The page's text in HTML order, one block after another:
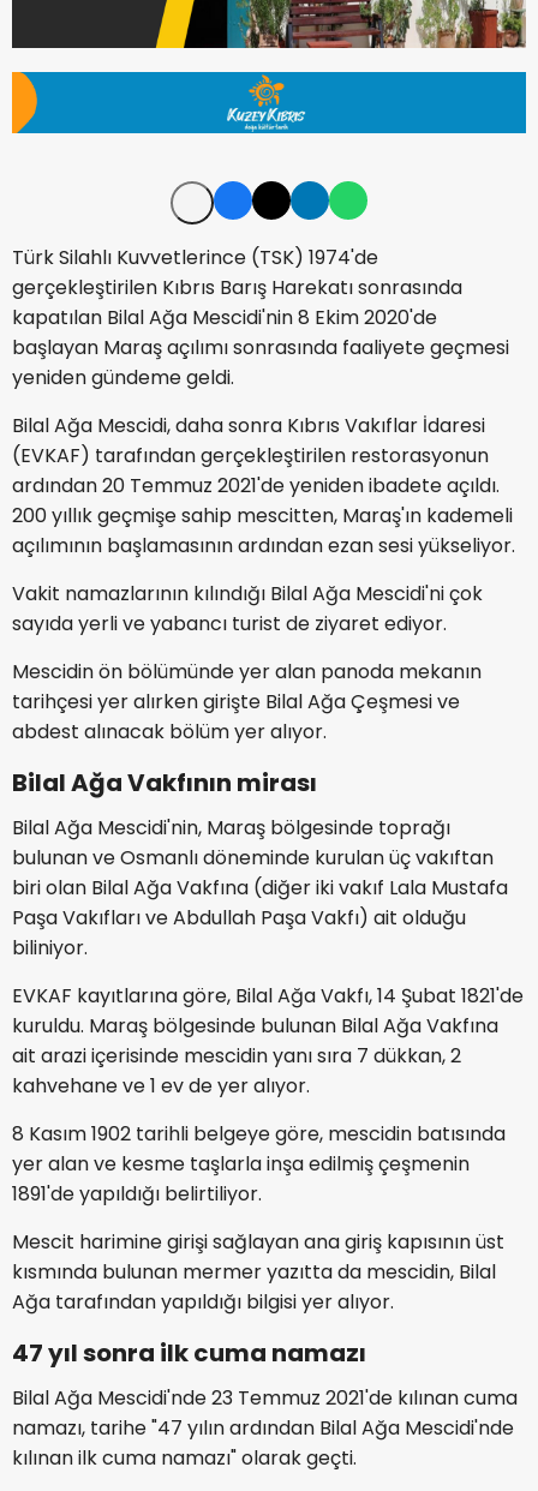
Türk Silahlı Kuvvetlerince (TSK) 1974'de
gerçekleştirilen Kıbrıs Barış Harekatı sonrasında
kapatılan Bilal Ağa Mescidi'nin 8 Ekim 2020'de
başlayan Maraş açılımı sonrasında faaliyete geçmesi
yeniden gündeme geldi.
Bilal Ağa Mescidi, daha sonra Kıbrıs Vakıflar İdaresi
(EVKAF) tarafından gerçekleştirilen restorasyonun
ardından 20 Temmuz 2021'de yeniden ibadete açıldı.
200 yıllık geçmişe sahip mescitten, Maraş'ın kademeli
açılımının başlamasının ardından ezan sesi yükseliyor.
Vakit namazlarının kılındığı Bilal Ağa Mescidi'ni çok
sayıda yerli ve yabancı turist de ziyaret ediyor.
Mescidin ön bölümünde yer alan panoda mekanın
tarihçesi yer alırken girişte Bilal Ağa Çeşmesi ve
abdest alınacak bölüm yer alıyor.
Bilal Ağa Vakfının mirası
Bilal Ağa Mescidi'nin, Maraş bölgesinde toprağı
bulunan ve Osmanlı döneminde kurulan üç vakıftan
biri olan Bilal Ağa Vakfına (diğer iki vakıf Lala Mustafa
Paşa Vakıfları ve Abdullah Paşa Vakfı) ait olduğu
biliniyor.
EVKAF kayıtlarına göre, Bilal Ağa Vakfı, 14 Şubat 1821'de
kuruldu. Maraş bölgesinde bulunan Bilal Ağa Vakfına
ait arazi içerisinde mescidin yanı sıra 7 dükkan, 2
kahvehane ve 1 ev de yer alıyor.
8 Kasım 1902 tarihli belgeye göre, mescidin batısında
yer alan ve kesme taşlarla inşa edilmiş çeşmenin
1891'de yapıldığı belirtiliyor.
Mescit harimine girişi sağlayan ana giriş kapısının üst
kısmında bulunan mermer yazıtta da mescidin, Bilal
Ağa tarafından yapıldığı bilgisi yer alıyor.
47 yıl sonra ilk cuma namazı
Bilal Ağa Mescidi'nde 23 Temmuz 2021'de kılınan cuma
namazı, tarihe "47 yılın ardından Bilal Ağa Mescidi'nde
kılınan ilk cuma namazı" olarak geçti.